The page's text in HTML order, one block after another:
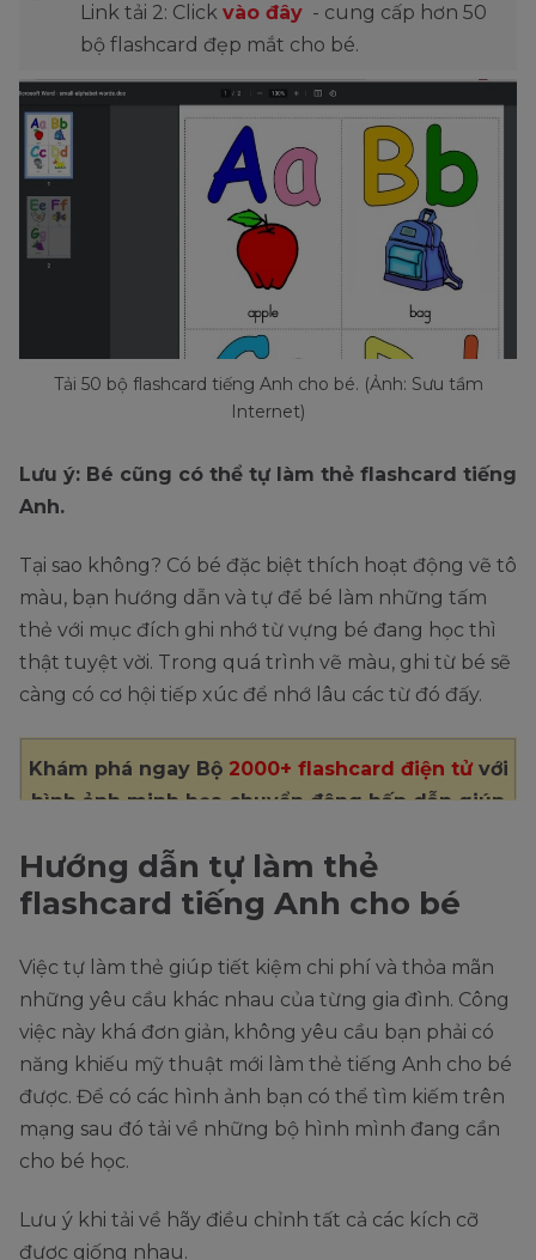
Link tải 2: Click vào đây - cung cấp hơn 50
bộ flashcard đẹp mắt cho bé.
Tải 50 bộ flashcard tiếng Anh cho bé. (Ảnh: Sưu tầm
Internet)
Lưu ý: Bé cũng có thể tự làm thẻ flashcard tiếng
Anh.
Tại sao không? Có bé đặc biệt thích hoạt động vẽ tô
màu, bạn hướng dẫn và tự để bé làm những tấm
thẻ với mục đích ghi nhớ từ vựng bé đang học thì
thật tuyệt vời. Trong quá trình vẽ màu, ghi từ bé sẽ
càng có cơ hội tiếp xúc để nhớ lâu các từ đó đấy.
Khám phá ngay Bộ 2000+ flashcard điện tử với
hình ảnh minh họa chuyển động hấp dẫn giúp
Hướng dẫn tự làm thẻ
flashcard tiếng Anh cho bé
Việc tự làm thẻ giúp tiết kiệm chi phí và thỏa mãn
những yêu cầu khác nhau của từng gia đình. Công
việc này khá đơn giản, không yêu cầu bạn phải có
năng khiếu mỹ thuật mới làm thẻ tiếng Anh cho bé
được. Để có các hình ảnh bạn có thể tìm kiếm trên
mạng sau đó tải về những bộ hình mình đang cần
cho bé học.
Lưu ý khi tải về hãy điều chỉnh tất cả các kích cỡ
được giống nhau.